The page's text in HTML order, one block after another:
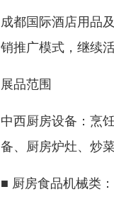
成都国际酒店用品
销推广模式，继续
展品范围
中西厨房设备：烹
备、厨房炉灶、炒
■ 厨房食品机械类